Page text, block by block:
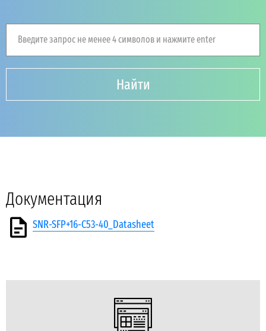
Введите запрос не менее 4 символов и нажмите enter
Найти
Документация
SNR-SFP+16-C53-40_Datasheet